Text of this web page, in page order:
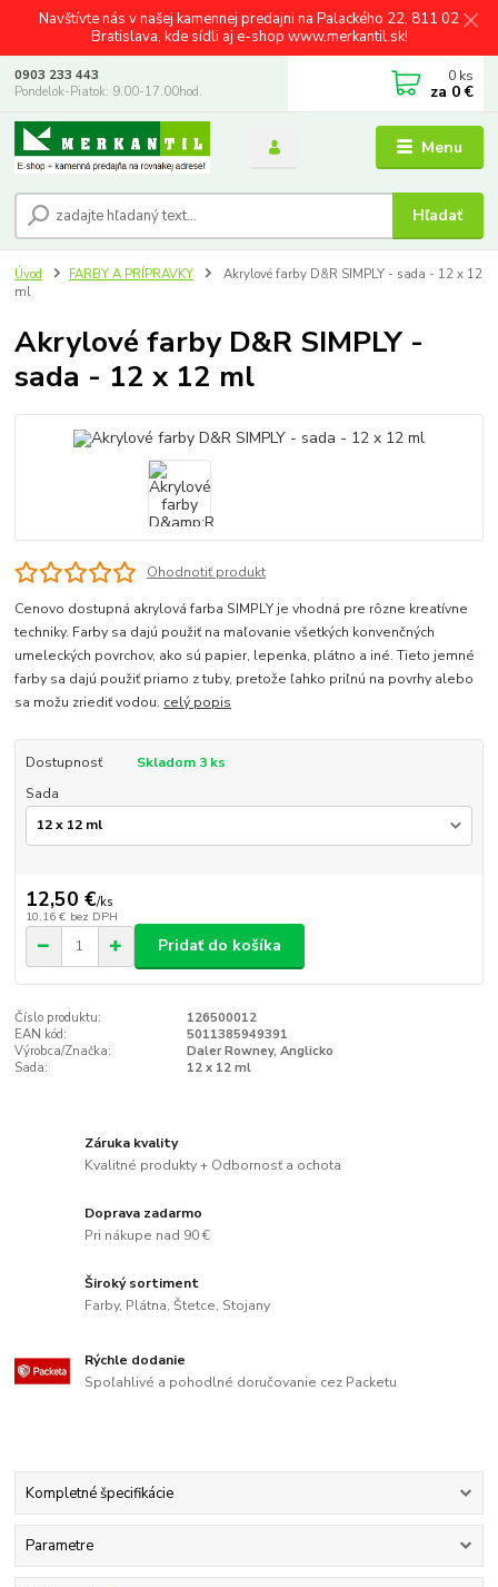
Navštívte nás v našej kamennej predajni na Palackého 22, 811 02
Bratislava, kde sídli aj e-shop www.merkantil.sk!
Menu
Hľadať
0903 233 443
Pondelok-Piatok: 9.00-17.00hod.
0 ks
za 0 €
Úvod FARBY A PRÍPRAVKY
Akrylové farby D&R SIMPLY - sada - 12 x 12
ml
Akrylové farby D&R SIMPLY -
sada - 12 x 12 ml
Ohodnotiť produkt
Cenovo dostupná akrylová farba SIMPLY je vhodná pre rôzne kreatívne
techniky. Farby sa dajú použiť na maľovanie všetkých konvenčných
umeleckých povrchov, ako sú papier, lepenka, plátno a iné. Tieto jemné
farby sa dajú použiť priamo z tuby, pretože ľahko priľnú na povrhy alebo
sa možu zriediť vodou. celý popis
Dostupnosť
Skladom 3 ks
Sada
12,50 €/ks
10,16 € bez DPH
Pridať do košíka
Číslo produktu:
126500012
EAN kód:
5011385949391
Výrobca/Značka:
Daler Rowney, Anglicko
Sada:
12 x 12 ml
Záruka kvality
Kvalitné produkty + Odbornosť a ochota
Doprava zadarmo
Pri nákupe nad 90 €
Široký sortiment
Farby, Plátna, Štetce, Stojany
Rýchle dodanie
Spoľahlivé a pohodlné doručovanie cez Packetu
Kompletné špecifikácie
Parametre